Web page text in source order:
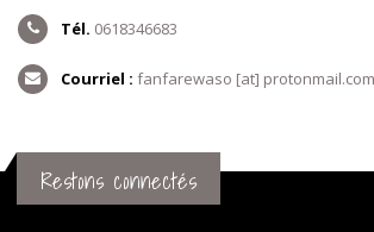
Tél. 0618346683
Courriel : fanfarewaso [at] protonmail.com
Restons connectés